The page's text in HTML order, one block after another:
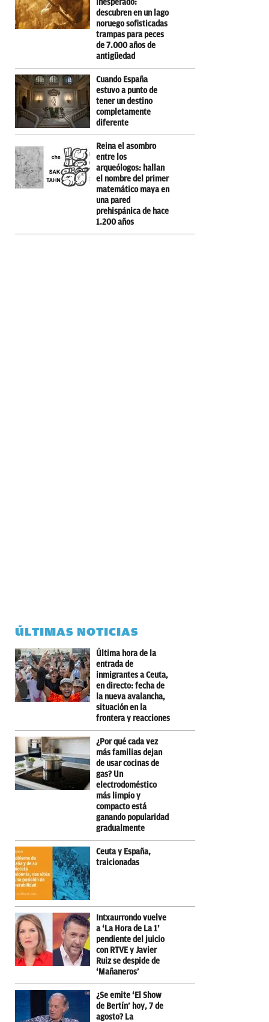
inesperado:
descubren en un lago
noruego sofisticadas
trampas para peces
de 7.000 años de
antigüedad
Cuando España
estuvo a punto de
tener un destino
completamente
diferente
Reina el asombro
entre los
arqueólogos: hallan
el nombre del primer
matemático maya en
una pared
prehispánica de hace
1.200 años
ÚLTIMAS NOTICIAS
Última hora de la
entrada de
inmigrantes a Ceuta,
en directo: fecha de
la nueva avalancha,
situación en la
frontera y reacciones
¿Por qué cada vez
más familias dejan
de usar cocinas de
gas? Un
electrodoméstico
más limpio y
compacto está
ganando popularidad
gradualmente
Ceuta y España,
traicionadas
Intxaurrondo vuelve
a ‘La Hora de La 1’
pendiente del juicio
con RTVE y Javier
Ruiz se despide de
‘Mañaneros’
¿Se emite ‘El Show
de Bertín’ hoy, 7 de
agosto? La